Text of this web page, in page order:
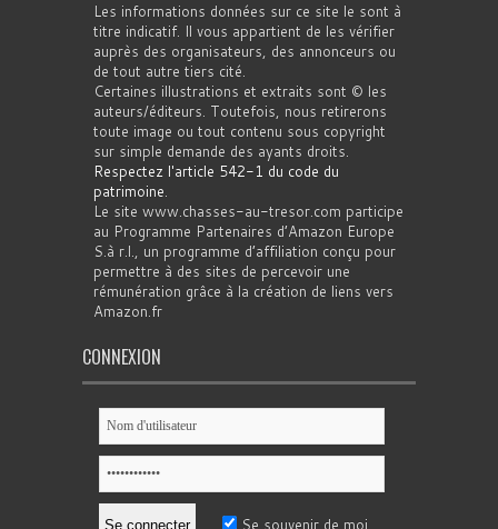
Les informations données sur ce site le sont à
titre indicatif. Il vous appartient de les vérifier
auprès des organisateurs, des annonceurs ou
de tout autre tiers cité.
Certaines illustrations et extraits sont © les
auteurs/éditeurs. Toutefois, nous retirerons
toute image ou tout contenu sous copyright
sur simple demande des ayants droits.
Respectez l'article 542-1 du code du
patrimoine.
Le site www.chasses-au-tresor.com participe
au Programme Partenaires d’Amazon Europe
S.à r.l., un programme d’affiliation conçu pour
permettre à des sites de percevoir une
rémunération grâce à la création de liens vers
Amazon.fr
CONNEXION
Se souvenir de moi